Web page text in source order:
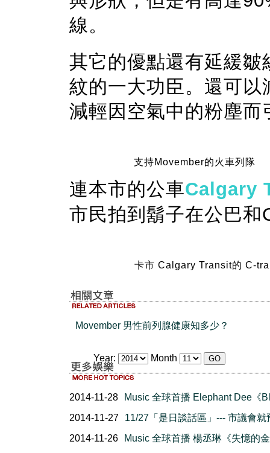
線。
其它的優點還有延緩皺
紋的一大功臣。還可
減輕因空氣中的粉塵而
支持Movember的火車列隊
連本市的公車Calgary
市民拍到鬍子在公巴
卡市 Calgary Transit的 C-
Movember 男性前列腺健康知多少？
Year: Month
2014-11-28
Music 全球首播 Elephant Dee《
2014-11-27
11/27「是日談話區」--- 市議會就
2014-11-26
Music 全球首播 楊丞琳《失憶的